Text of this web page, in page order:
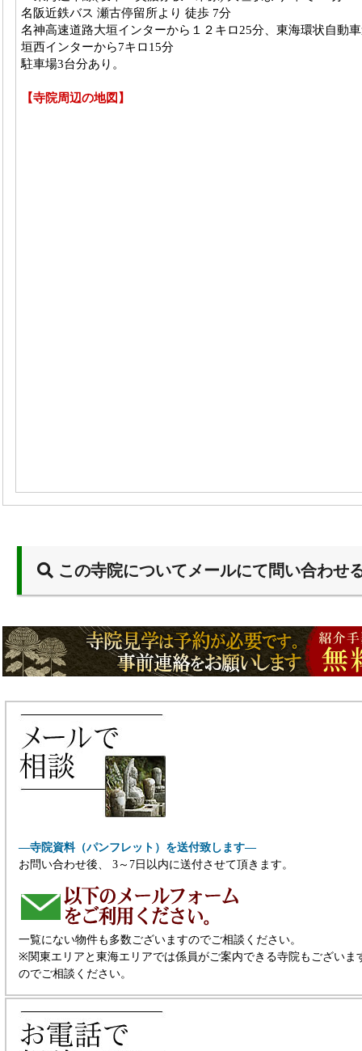
名阪近鉄バス 瀬古停留所より 徒歩 7分
名神高速道路大垣インターから１２キロ25分、東海環状自動
垣西インターから7キロ15分
駐車場3台分あり。
【寺院周辺の地図】
この寺院についてメールにて問い合わせ
―寺院資料（パンフレット）を送付致します―
お問い合わせ後、 3～7日以内に送付させて頂きます。
一覧にない物件も多数ございますのでご相談ください。
※関東エリアと東海エリアでは係員がご案内できる寺院もございま
のでご相談ください。